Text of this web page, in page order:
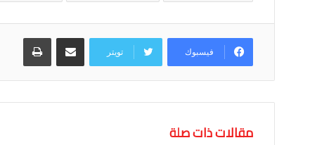
فيسبوك تويتر
مقالات ذات صلة